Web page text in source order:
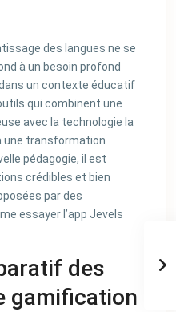
des langues ne se
à un besoin profond
un contexte éducatif
qui combinent une
avec la technologie la
une transformation
pédagogie, il est
crédibles et bien
par des
essayer l’app Jevels
des
gamification